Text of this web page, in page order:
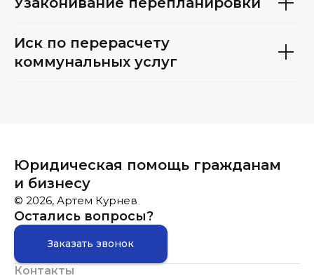
Иск по перерасчету
коммунальных услуг
Юридическая помощь гражданам
и бизнесу
© 2026, Артем Курнев
Остались вопросы?
Заказать звонок
Контакты